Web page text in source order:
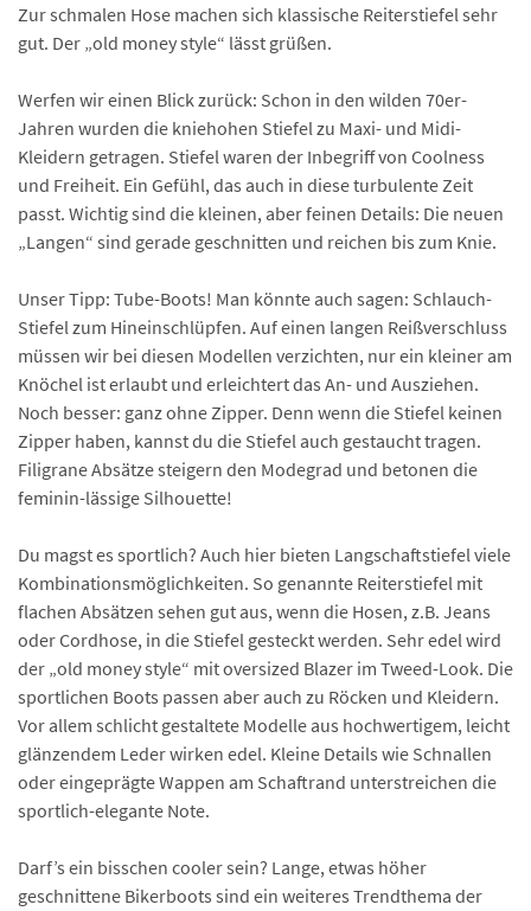
Zur schmalen Hose machen sich klassische Reiterstiefel sehr
gut. Der „old money style“ lässt grüßen.
Werfen wir einen Blick zurück: Schon in den wilden 70er-
Jahren wurden die kniehohen Stiefel zu Maxi- und Midi-
Kleidern getragen. Stiefel waren der Inbegriff von Coolness
und Freiheit. Ein Gefühl, das auch in diese turbulente Zeit
passt. Wichtig sind die kleinen, aber feinen Details: Die neuen
„Langen“ sind gerade geschnitten und reichen bis zum Knie.
Unser Tipp: Tube-Boots! Man könnte auch sagen: Schlauch-
Stiefel zum Hineinschlüpfen. Auf einen langen Reißverschluss
müssen wir bei diesen Modellen verzichten, nur ein kleiner am
Knöchel ist erlaubt und erleichtert das An- und Ausziehen.
Noch besser: ganz ohne Zipper. Denn wenn die Stiefel keinen
Zipper haben, kannst du die Stiefel auch gestaucht tragen.
Filigrane Absätze steigern den Modegrad und betonen die
feminin-lässige Silhouette!
Du magst es sportlich? Auch hier bieten Langschaftstiefel viele
Kombinationsmöglichkeiten. So genannte Reiterstiefel mit
flachen Absätzen sehen gut aus, wenn die Hosen, z.B. Jeans
oder Cordhose, in die Stiefel gesteckt werden. Sehr edel wird
der „old money style“ mit oversized Blazer im Tweed-Look. Die
sportlichen Boots passen aber auch zu Röcken und Kleidern.
Vor allem schlicht gestaltete Modelle aus hochwertigem, leicht
glänzendem Leder wirken edel. Kleine Details wie Schnallen
oder eingeprägte Wappen am Schaftrand unterstreichen die
sportlich-elegante Note.
Darf’s ein bisschen cooler sein? Lange, etwas höher
geschnittene Bikerboots sind ein weiteres Trendthema der